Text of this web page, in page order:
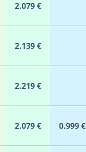
2.079 €
2.139 €
2.219 €
2.079 € 0.999 €